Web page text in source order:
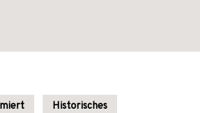
Historisches